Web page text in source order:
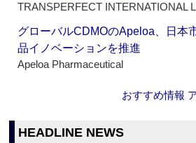
TRANSPERFECT INTERNATIONAL
グローバルCDMOのApeloa、日本
品イノベーションを推進
Apeloa Pharmaceutical
おすすめ情報
HEADLINE NEWS